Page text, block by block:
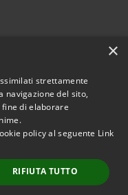
© 2026 • Comune di
Scarperia e San Piero •
Powered byMunicipium
Accesso redazione
×
strettamente
navigazione del sito,
di elaborare
policy al seguente Link
RIFIUTA TUTTO